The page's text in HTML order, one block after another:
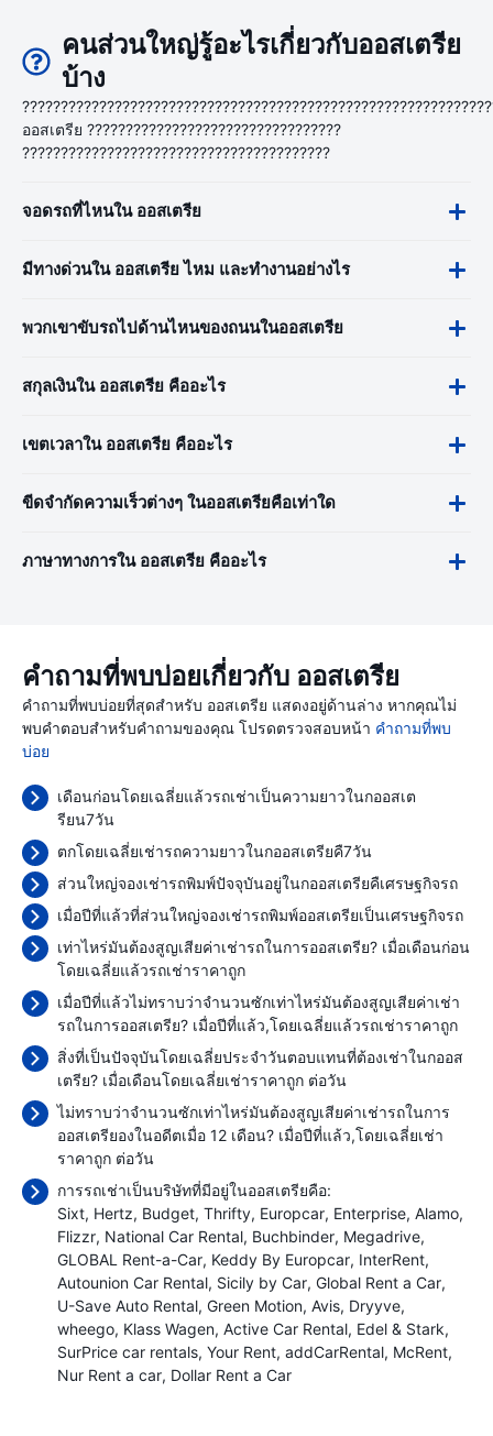
คนส่วนใหญ่รู้อะไรเกี่ยวกับออสเตรีย
บ้าง
ออสเตรีย ?????????????????????????????????
????????????????????????????????????????
จอดรถที่ไหนใน ออสเตรีย
มีทางด่วนใน ออสเตรีย ไหม และทำงานอย่างไร
พวกเขาขับรถไปด้านไหนของถนนในออสเตรีย
สกุลเงินใน ออสเตรีย คืออะไร
เขตเวลาใน ออสเตรีย คืออะไร
ขีดจำกัดความเร็วต่างๆ ในออสเตรียคือเท่าใด
ภาษาทางการใน ออสเตรีย คืออะไร
คำถามที่พบบ่อยเกี่ยวกับ ออสเตรีย
คำถามที่พบบ่อยที่สุดสำหรับ ออสเตรีย แสดงอยู่ด้านล่าง หากคุณไม่
พบคำตอบสำหรับคำถามของคุณ โปรดตรวจสอบหน้า คำถามที่พบ
บ่อย
เดือนก่อนโดยเฉลี่ยแล้วรถเช่าเป็นความยาวในกออสเต
รียน7วัน
ตกโดยเฉลี่ยเช่ารถความยาวในกออสเตรียคื7วัน
ส่วนใหญ่จองเช่ารถพิมพ์ปัจจุบันอยู่ในกออสเตรียคืเศรษฐกิจรถ
เมื่อปีที่แล้วที่ส่วนใหญ่จองเช่ารถพิมพ์ออสเตรียเป็นเศรษฐกิจรถ
เท่าไหร่มันต้องสูญเสียค่าเช่ารถในการออสเตรีย? เมื่อเดือนก่อน
โดยเฉลี่ยแล้วรถเช่าราคาถูก
เมื่อปีที่แล้วไม่ทราบว่าจำนวนซักเท่าไหร่มันต้องสูญเสียค่าเช่า
รถในการออสเตรีย? เมื่อปีที่แล้ว,โดยเฉลี่ยแล้วรถเช่าราคาถูก
สิ่งที่เป็นปัจจุบันโดยเฉลี่ยประจำวันตอบแทนที่ต้องเช่าในกออส
เตรีย? เมื่อเดือนโดยเฉลี่ยเช่าราคาถูก ต่อวัน
ไม่ทราบว่าจำนวนซักเท่าไหร่มันต้องสูญเสียค่าเช่ารถในการ
ออสเตรียองในอดีตเมื่อ 12 เดือน? เมื่อปีที่แล้ว,โดยเฉลี่ยเช่า
ราคาถูก ต่อวัน
การรถเช่าเป็นบริษัทที่มีอยู่ในออสเตรียคือ:
Sixt Hertz Budget Thrifty Europcar Enterprise Alamo
Flizzr National Car Rental Buchbinder Megadrive
GLOBAL Rent-a-Car Keddy By Europcar InterRent
Autounion Car Rental Sicily by Car Global Rent a Car
U-Save Auto Rental Green Motion Avis Dryyve
wheego Klass Wagen Active Car Rental Edel & Stark
SurPrice car rentals Your Rent addCarRental McRent
Nur Rent a car Dollar Rent a Car